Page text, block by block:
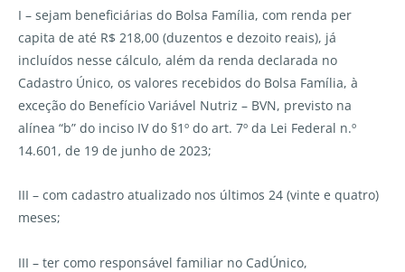
I – sejam beneficiárias do Bolsa Família, com renda per
capita de até R$ 218,00 (duzentos e dezoito reais), já
incluídos nesse cálculo, além da renda declarada no
Cadastro Único, os valores recebidos do Bolsa Família, à
exceção do Benefício Variável Nutriz – BVN, previsto na
alínea “b” do inciso IV do §1º do art. 7º da Lei Federal n.º
14.601, de 19 de junho de 2023;
III – com cadastro atualizado nos últimos 24 (vinte e quatro)
meses;
III – ter como responsável familiar no CadÚnico,